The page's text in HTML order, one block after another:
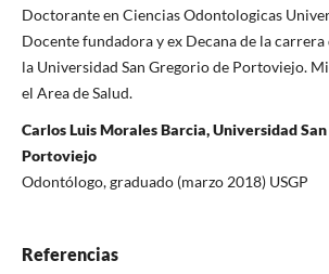
Doctorante en Ciencias Odontologicas
Docente fundadora y ex Decana de la
la Universidad San Gregorio de Portoviejo.
el Area de Salud.
Carlos Luis Morales Barcia, Universidad
Portoviejo
Odontólogo, graduado (marzo 2018) USGP
Referencias